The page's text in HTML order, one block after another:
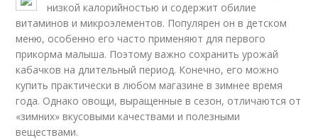
низкой калорийностью и содержит обилие
витаминов и микроэлементов. Популярен он в детском
меню, особенно его часто применяют для первого
прикорма малыша. Поэтому важно сохранить урожай
кабачков на длительный период. Конечно, его можно
купить практически в любом магазине в зимнее время
года. Однако овощи, выращенные в сезон, отличаются от
«зимних» вкусовыми качествами и полезными
веществами.